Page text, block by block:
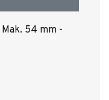
Mak. 54 mm -